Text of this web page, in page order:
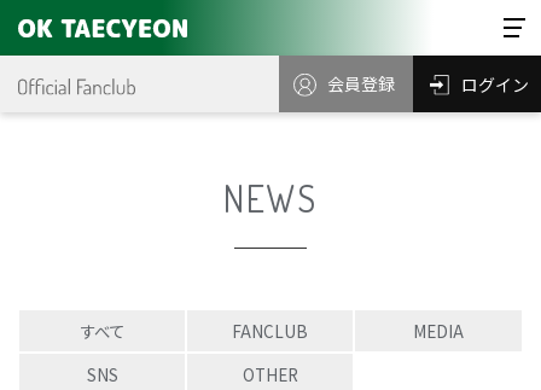
会員登録 ログイン
NEWS
すべて FANCLUB
MEDIA
SNS
OTHER